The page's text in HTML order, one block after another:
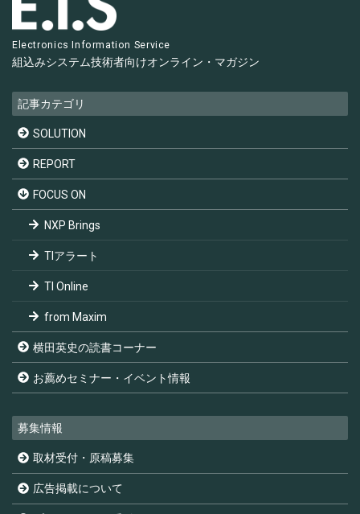
Electronics Information Service
組込みシステム技術者向けオンライン・マガジン
記事カテゴリ
SOLUTION
REPORT
FOCUS ON
NXP Brings
TIアラート
TI Online
from Maxim
横田英史の読書コーナー
お薦めセミナー・イベント情報
募集情報
取材受付・原稿募集
広告掲載について